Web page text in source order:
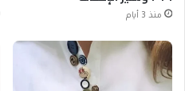
منذ 3 أيام